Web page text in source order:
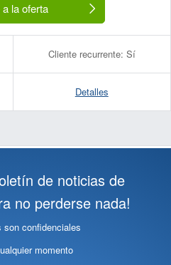
la oferta
Cliente recurrente: Sí
Detalles
de noticias de
no perderse nada!
son confidenciales
momento